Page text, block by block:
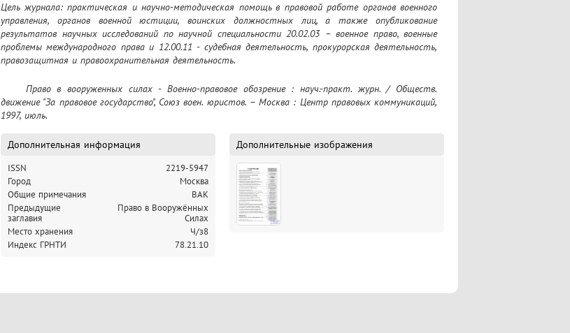
Цель журнала: практическая и научно-методическая помощь в правовой работе органов военного
управления, органов военной юстиции, воинских должностных лиц, а также опубликование
результатов научных исследований по научной специальности 20.02.03 – военное право, военные
проблемы международного права и 12.00.11 - судебная деятельность, прокурорская деятельность,
правозащитная и правоохранительная деятельность.
движение "За правовое государство", Союз воен. юристов. – Москва : Центр правовых коммуникаций,
1997, июль.
Дополнительная информация
ISSN
2219-5947
Город
Москва
Общие примечания
ВАК
Предыдущие
заглавия
Право в Вооружённых
Силах
Место хранения
Ч/з8
Индекс ГРНТИ
78.21.10
Дополнительные изображения